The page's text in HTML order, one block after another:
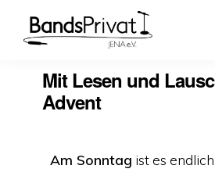
Mit Lesen und
Advent
Am Sonntag ist es